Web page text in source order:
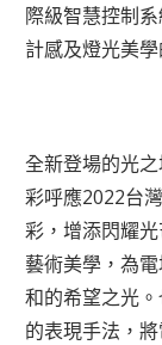
際級智慧控制
計感及燈光美
全新登場的光
彩呼應2022台
彩，增添閃耀
藝術美學，為
和的希望之光
的表現手法，